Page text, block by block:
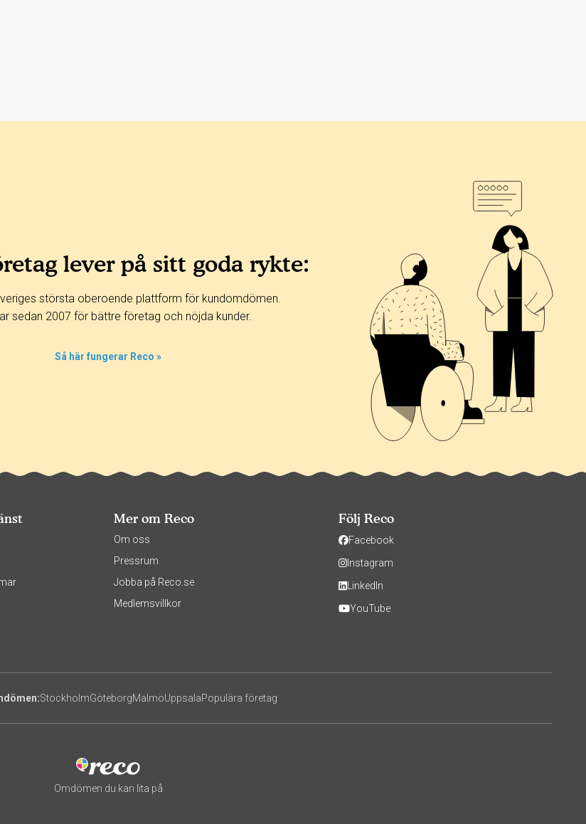
lever på sitt goda rykte:
största oberoende plattform för kundomdömen.
sedan 2007 för bättre företag och nöjda kunder.
Så här fungerar Reco »
Mer om Reco
Om oss
Pressrum
Jobba på Reco.se
Medlemsvillkor
Följ Reco
Facebook
Instagram
LinkedIn
YouTube
StockholmGöteborgMalmöUppsalaPopulära företag
Omdömen du kan lita på